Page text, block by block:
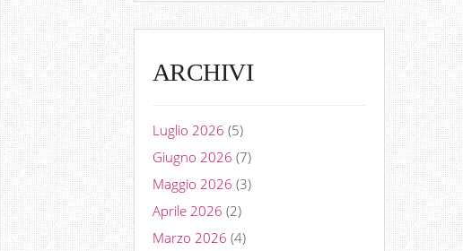
ARCHIVI
Luglio 2026 (5)
Giugno 2026 (7)
Maggio 2026 (3)
Aprile 2026 (2)
Marzo 2026 (4)